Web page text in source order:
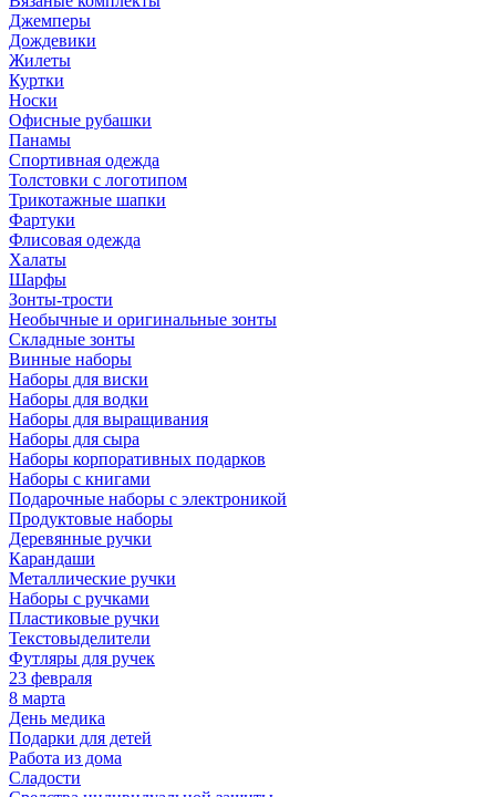
Джемперы
Дождевики
Жилеты
Куртки
Носки
Офисные рубашки
Панамы
Спортивная одежда
Толстовки с логотипом
Трикотажные шапки
Фартуки
Флисовая одежда
Халаты
Шарфы
Зонты-трости
Необычные и оригинальные зонты
Складные зонты
Винные наборы
Наборы для виски
Наборы для водки
Наборы для выращивания
Наборы для сыра
Наборы корпоративных подарков
Наборы с книгами
Подарочные наборы с электроникой
Продуктовые наборы
Деревянные ручки
Карандаши
Металлические ручки
Наборы с ручками
Пластиковые ручки
Текстовыделители
Футляры для ручек
23 февраля
8 марта
День медика
Подарки для детей
Работа из дома
Сладости